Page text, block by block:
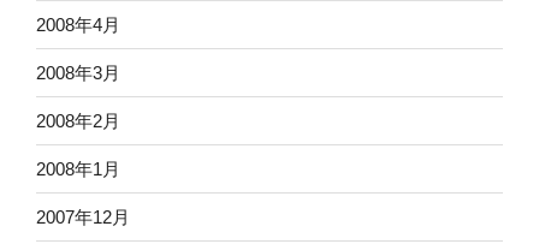
2008年4月
2008年3月
2008年2月
2008年1月
2007年12月